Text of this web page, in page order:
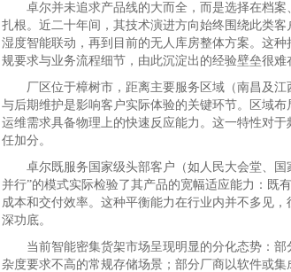
卓尔并未追求产品线的大而全，而是选择在档案
扎根。近二十年间，其技术演进方向始终围绕此类
湿度智能联动，再到目前的无人库房整体方案。这
规要求与业务流程细节，由此沉淀出的经验壁垒很难
厂区位于樟树市，距离主要服务区域（南昌及江
与后期维护是影响客户实际体验的关键环节。区域
运维需求具备物理上的快速反应能力。这一特性对
任加分。
卓尔既服务国家级头部客户（如人民大会堂、国
并行”的模式实际检验了其产品的宽幅适应能力：既
成本和交付效率。这种平衡能力在行业内并不多见
深功底。
当前智能密集货架市场呈现明显的分化态势：部
杂度要求不高的常规存储场景；部分厂商以软件或